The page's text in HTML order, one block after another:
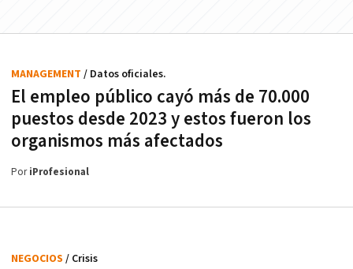
El empleo público cayó más de 70.000
puestos desde 2023 y estos fueron los
organismos más afectados
MANAGEMENT / Datos oficiales.
PoriProfesional
NEGOCIOS / Crisis